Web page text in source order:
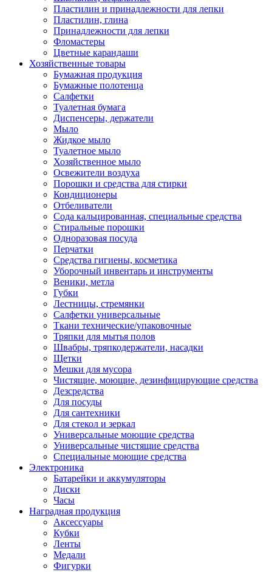
Пластилин и принадлежности для лепки
Пластилин, глина
Принадлежности для лепки
Фломастеры
Цветные карандаши
Хозяйственные товары
Бумажная продукция
Бумажные полотенца
Салфетки
Туалетная бумага
Диспенсеры, держатели
Мыло
Жидкое мыло
Туалетное мыло
Хозяйственное мыло
Освежители воздуха
Порошки и средства для стирки
Кондиционеры
Отбеливатели
Сода кальцированная, специальные средства
Стиральные порошки
Одноразовая посуда
Перчатки
Средства гигиены, косметика
Уборочный инвентарь и инструменты
Веники, метла
Губки
Лестницы, стремянки
Салфетки универсальные
Ткани технические/упаковочные
Тряпки для мытья полов
Швабры, тряпкодержатели, насадки
Щетки
Мешки для мусора
Чистящие, моющие, дезинфицирующие средства
Дезсредства
Для посуды
Для сантехники
Для стекол и зеркал
Универсальные моющие средства
Универсальные чистящие средства
Специальные моющие средства
Электроника
Батарейки и аккумуляторы
Диски
Часы
Наградная продукция
Аксессуары
Кубки
Ленты
Медали
Фигурки